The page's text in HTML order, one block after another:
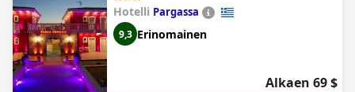
Hotelli Pargassa
9,3 Erinomainen
Alkaen 69 $